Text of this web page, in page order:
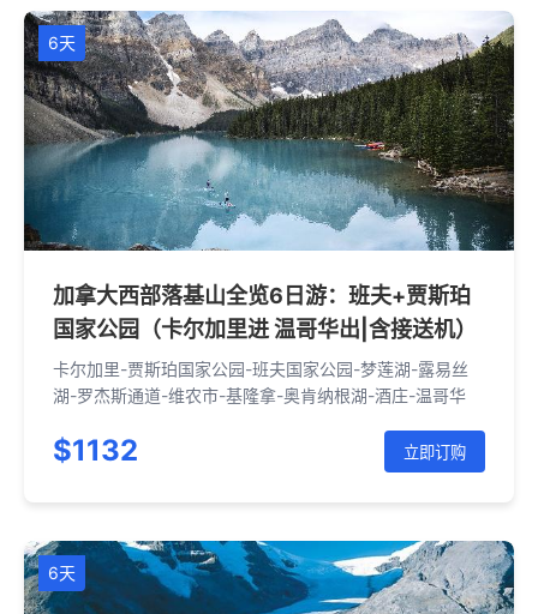
6天
加拿大西部落基山全览6日游：班夫+贾斯珀
国家公园（卡尔加里进 温哥华出|含接送机）
卡尔加里-贾斯珀国家公园-班夫国家公园-梦莲湖-露易丝
湖-罗杰斯通道-维农市-基隆拿-奥肯纳根湖-酒庄-温哥华
$1132 立即订购
6天